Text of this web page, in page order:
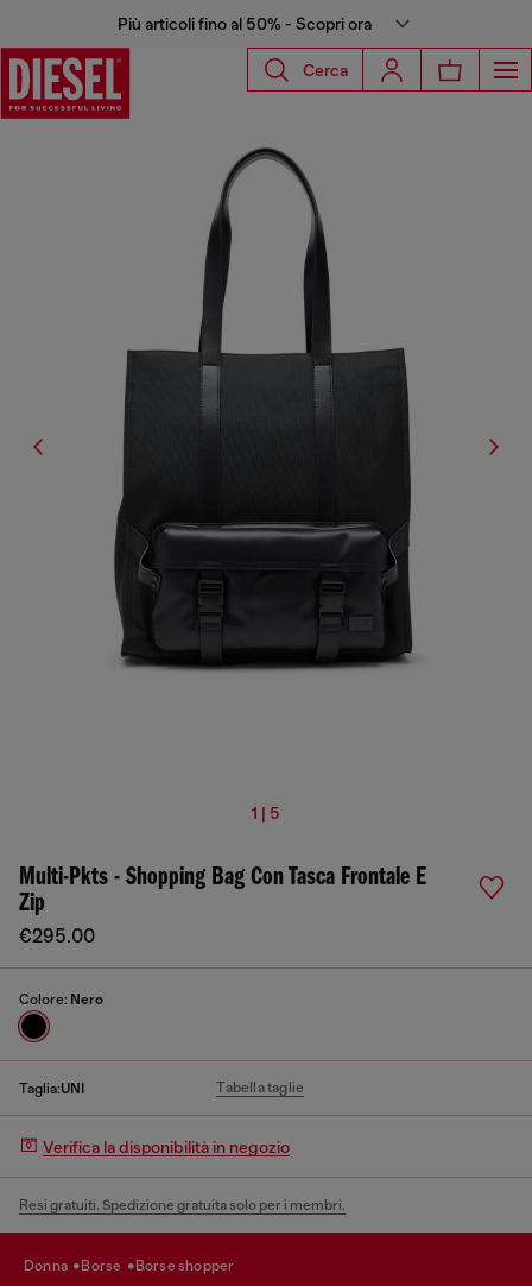
Più articoli fino al 50% - Scopri ora
Cerca
1 | 5
Multi-Pkts - Shopping Bag Con Tasca Frontale E
Zip
€295.00
Colore: Nero
Taglia:UNI Tabella taglie
Verifica la disponibilità in negozio
Resi gratuiti. Spedizione gratuita solo per i membri.
donna borse borse shopper